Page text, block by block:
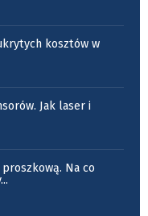
kosztów w
Jak laser i
Na co
...